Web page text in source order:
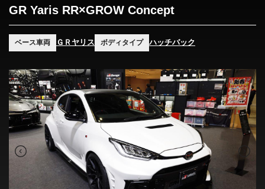
GR Yaris RR×GROW Concept
ベース車両 ＧＲヤリス ボディタイプ ハッチバック